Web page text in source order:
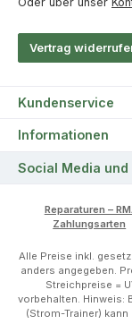
Vertrag
Kundenservice
Informationen
Social Media und
Reparaturen –
Zahlungsarten
Alle Preise inkl.
anders angegeben.
Streichpreise =
vorbehalten. Hinweis:
(Strom-Trainer)